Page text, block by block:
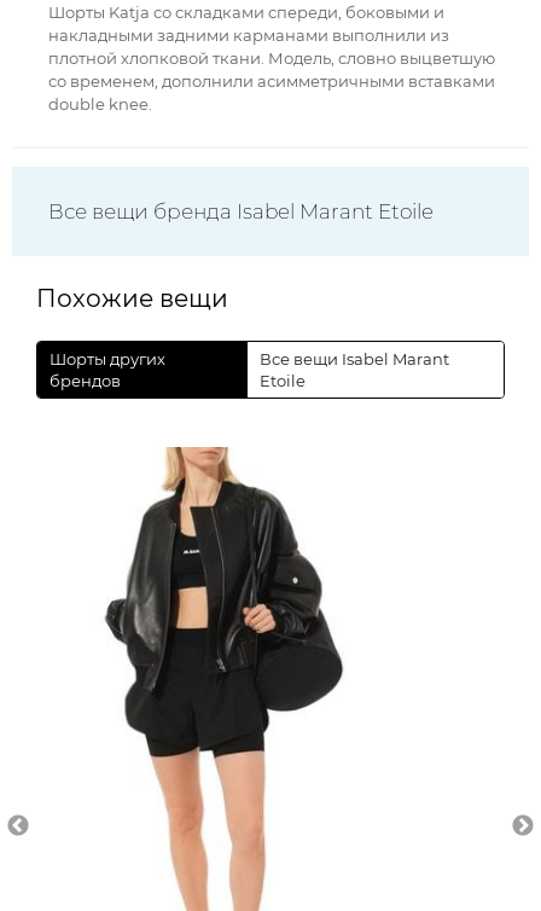
Шорты Katja со складками спереди, боковыми и
накладными задними карманами выполнили из
плотной хлопковой ткани. Модель, словно выцветшую
со временем, дополнили асимметричными вставками
double knee.
Все вещи бренда Isabel Marant Etoile
Похожие вещи
Шорты других
брендов
Все вещи Isabel Marant
Etoile